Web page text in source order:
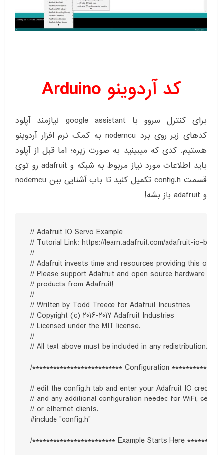
کد آردوینو Arduino
برای کنترل سروو با google assistant نیازمند آپلود
کدهای زیر روی برد nodemcu به کمک نرم افزار آردوینو
هستیم. کدی که میبینید به صورت زیره؛ اما قبل از آپلود
باید اطلاعات مورد نیاز مربوط به شبکه و adafruit رو توی
قسمت config.h تکمیل کنید تا باب آشنایی بین nodemcu‌
و adafruit باز بشه!
// Adafruit IO Servo Example
// Tutorial Link: https://learn.adafruit.com/adafruit-io-
//
// Adafruit invests time and resources providing this open
// Please support Adafruit and open source hardware by
// products from Adafruit!
//
// Written by Todd Treece for Adafruit Industries
// Copyright (c) 2016-2017 Adafruit Industries
// Licensed under the MIT license.
//
// All text above must be included in any redistribution.
/************************** Configuration
// edit the config.h tab and enter your Adafruit IO
// and any additional configuration needed for WiFi,
// or ethernet clients.
#include "config.h"
/************************ Example Starts Here